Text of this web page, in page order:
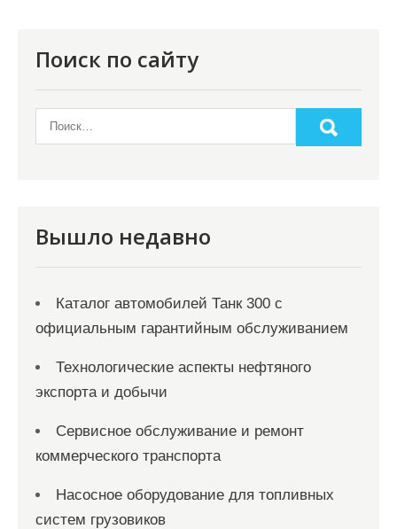
Поиск по сайту
Вышло недавно
Каталог автомобилей Танк 300 с
официальным гарантийным обслуживанием
Технологические аспекты нефтяного
экспорта и добычи
Сервисное обслуживание и ремонт
коммерческого транспорта
Насосное оборудование для топливных
систем грузовиков